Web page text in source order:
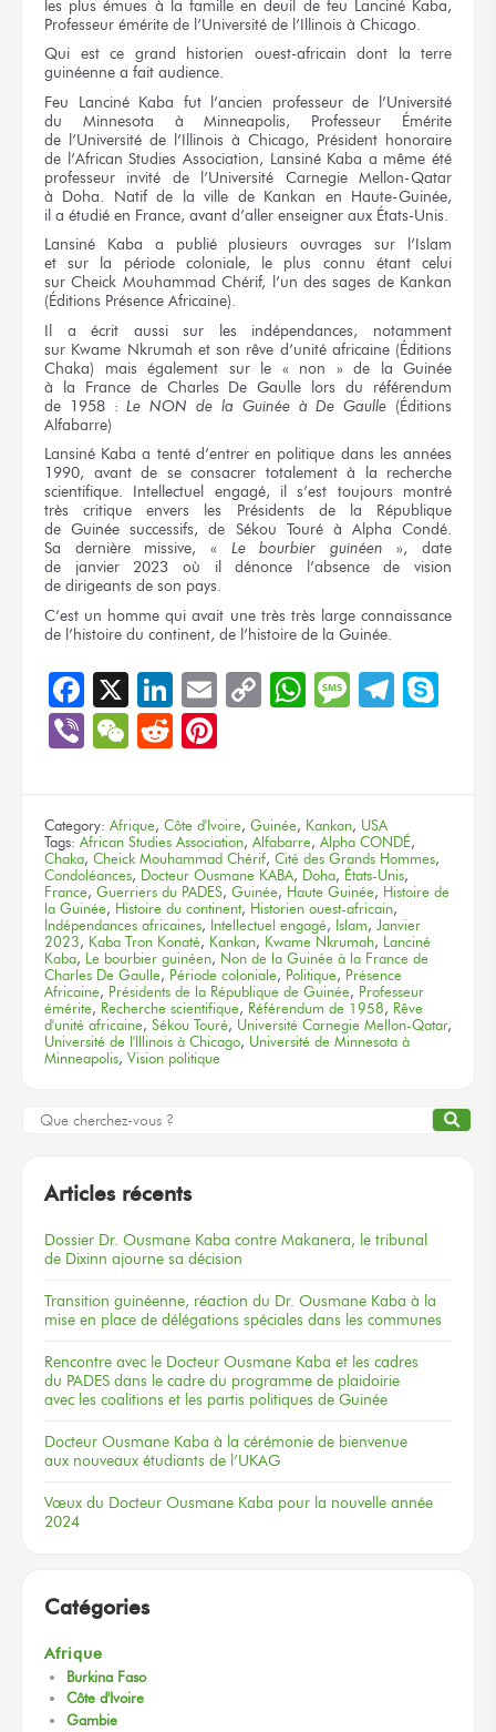
les plus émues à la famille en deuil de feu Lanciné Kaba,
Professeur émérite de l’Université de l’Illinois à Chicago.
Qui est ce grand historien ouest-africain dont la terre
guinéenne a fait audience.
Feu Lanciné Kaba fut l’ancien professeurde l’Université
du Minnesota
à Minneapolis, Professeur Émérite
de l’Université de l’Illinois à Chicago, Président honoraire
de l’African Studies Association, Lansiné Kaba a même été
professeur invité de l’Université Carnegie Mellon-Qatar
à Doha. Natifde la ville de Kankan en Haute-Guinée,
il a étudié en France, avant d’aller enseigner aux États-Unis.
Lansiné Kaba
a publiéplusieurs ouvragessur l’Islam
et sur la périodecoloniale, le plus connu étant celui
sur Cheick Mouhammad Chérif, l’un des sages de Kankan
(Éditions Présence Africaine).
Il a écrit aussisur les indépendances, notamment
sur Kwame Nkrumah et son rêve d’unité africaine (Éditions
Chaka) mais également sur le « non » de la Guinée
à la France de Charles De Gaulle lors du référendum
de 1958 : Le NON de la Guinée à De Gaulle (Éditions
Alfabarre)
Lansiné Kaba a tentéd’entreren politique dans les années
1990, avant de se consacrer totalement à la recherche
scientifique. Intellectuel engagé, il s’est toujours montré
très critique envers les Présidents
de la République
de Guinée successifs,de Sékou Touré à Alpha Condé.
Sa dernièremissive, « Le bourbier guinéen », date
de janvier 2023
où il dénonce l’absencede vision
de dirigeants de son pays.
C’est un homme qui avait une très très large connaissance
de l’histoire du continent, de l’histoire de la Guinée.
Facebook
X LinkedIn
EmailCopyWhatsApp
Message
ViberWeChat
Reddit
Category: Afrique, Côte d'Ivoire, Guinée, Kankan, USA
Tags: African Studies Association, Alfabarre, Alpha CONDÉ,
Chaka, Cheick Mouhammad Chérif, Cité des Grands Hommes,
Condoléances, Docteur Ousmane KABA, Doha, États-Unis,
France, Guerriers du PADES, Guinée, Haute Guinée, Histoire de
la Guinée, Histoire du continent, Historien ouest-africain,
Indépendances africaines, Intellectuel engagé, Islam, Janvier
2023, Kaba Tron Konaté, Kankan, Kwame Nkrumah, Lanciné
Kaba, Le bourbier guinéen, Non de la Guinée à la France de
Charles De Gaulle, Période coloniale, Politique, Présence
Africaine, Présidents de la République de Guinée, Professeur
émérite, Recherche scientifique, Référendum de 1958, Rêve
d'unité africaine, Sékou Touré, Université Carnegie Mellon-Qatar,
Université de l'Illinois à Chicago, Université de Minnesota à
Minneapolis, Vision politique
Articles récents
Dossier Dr. Ousmane Kaba contre Makanera, le tribunal
de Dixinn ajourne sa décision
Transition guinéenne, réaction du Dr. Ousmane Kaba à la
mise en place de délégations spéciales dans les communes
Rencontre avec le Docteur Ousmane Kaba et les cadres
du PADES dans le cadre du programme de plaidoirie
avec les coalitions et les partis politiques de Guinée
Docteur Ousmane Kaba à la cérémonie de bienvenue
aux nouveaux étudiants de l’UKAG
Vœux du Docteur Ousmane Kaba pour la nouvelle année
2024
Catégories
Afrique
Burkina Faso
Côte d'Ivoire
Gambie